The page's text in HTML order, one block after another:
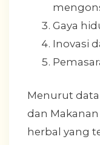
Gaya
Inovasi
Menurut
dan
herbal yang